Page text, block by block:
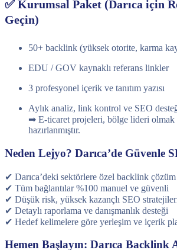
✅ Kurumsal Paket (Darıca için
Geçin)
50+ backlink (yüksek otorite, karma
EDU / GOV kaynaklı referans linkler
3 profesyonel içerik ve tanıtım yazısı
Aylık analiz, link kontrol ve SEO
➡ E-ticaret projeleri, bölge lideri olmak
hazırlanmıştır.
Neden Lejyo? Darıca’de Güvenle
✔ Darıca’deki sektörlere özel backlink çözüm
✔ Tüm bağlantılar %100 manuel ve güvenli
✔ Düşük risk, yüksek kazançlı SEO
✔ Detaylı raporlama ve danışmanlık desteği
✔ Hedef kelimelere göre yerleşim ve içerik
Hemen Başlayın: Darıca Backlink